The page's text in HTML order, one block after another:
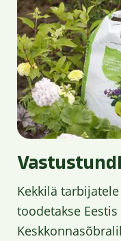
Kekkilä
toodetakse